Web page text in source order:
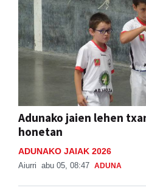
Adunako jaien lehen
honetan
ADUNAKO JAIAK 2026
Aiurri abu 05, 08:47 ADUNA